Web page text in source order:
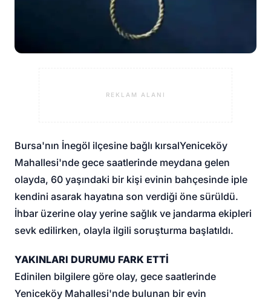
REKLAM ALANI
Bursa'nın İnegöl ilçesine bağlı kırsalYeniceköy
Mahallesi'nde gece saatlerinde meydana gelen
olayda, 60 yaşındaki bir kişi evinin bahçesinde iple
kendini asarak hayatına son verdiği öne sürüldü.
İhbar üzerine olay yerine sağlık ve jandarma ekipleri
sevk edilirken, olayla ilgili soruşturma başlatıldı.
YAKINLARI DURUMU FARK ETTİ
Edinilen bilgilere göre olay, gece saatlerinde
Yeniceköy Mahallesi'nde bulunan bir evin